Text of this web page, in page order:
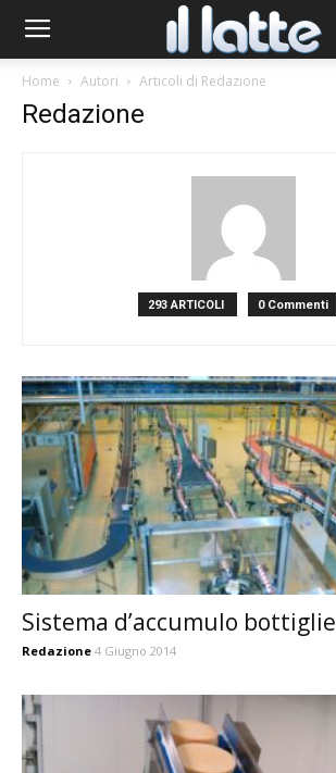
Home Autori Articoli di Redazione
Redazione
293 ARTICOLI 0 Commenti
Sistema d’accumulo bottiglie
Redazione 4 Giugno 2014